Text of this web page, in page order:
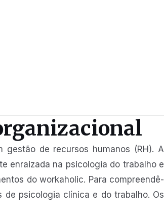
gestão de recursos humanos (RH). A
enraizada na psicologia do trabalho e
do workaholic. Para compreendê-
de psicologia clínica e do trabalho. Os